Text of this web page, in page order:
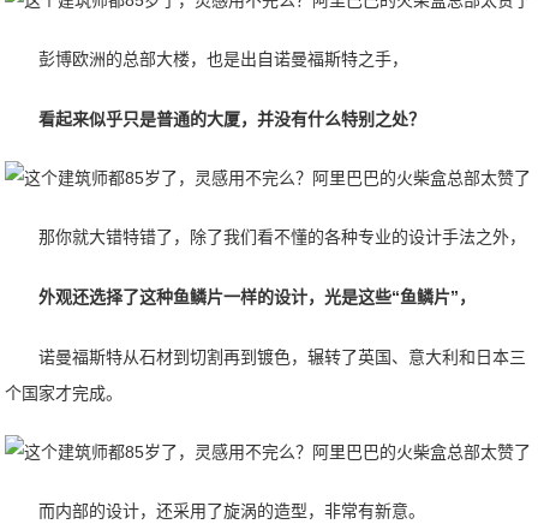
彭博欧洲的总部大楼，也是出自诺曼福斯特之手，
看起来似乎只是普通的大厦，并没有什么特别之处？
那你就大错特错了，除了我们看不懂的各种专业的设计手法之外，
外观还选择了这种鱼鳞片一样的设计，光是这些“鱼鳞片”，
诺曼福斯特从石材到切割再到镀色，辗转了英国、意大利和日本三
个国家才完成。
而内部的设计，还采用了旋涡的造型，非常有新意。